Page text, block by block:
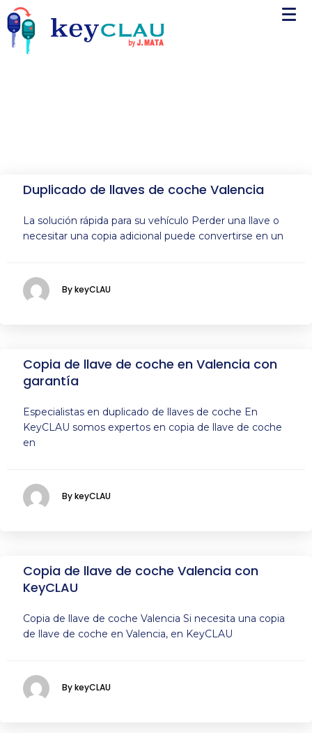
Duplicado de llaves de coche Valencia
La solución rápida para su vehículo Perder una llave o
necesitar una copia adicional puede convertirse en un
By keyCLAU
Copia de llave de coche en Valencia con
garantía
Especialistas en duplicado de llaves de coche En
KeyCLAU somos expertos en copia de llave de coche
en
By keyCLAU
Copia de llave de coche Valencia con
KeyCLAU
Copia de llave de coche Valencia Si necesita una copia
de llave de coche en Valencia, en KeyCLAU
By keyCLAU